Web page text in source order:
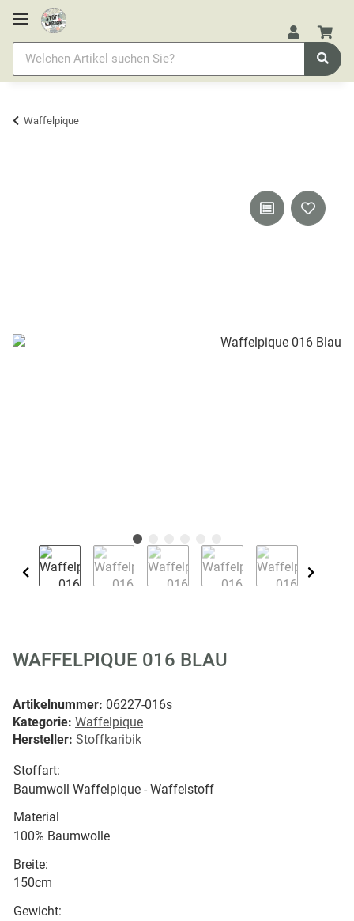
Waffelpique
WAFFELPIQUE 016 BLAU
Artikelnummer: 06227-016s
Kategorie: Waffelpique
Hersteller: Stoffkaribik
Stoffart:
Baumwoll Waffelpique - Waffelstoff
Material
100% Baumwolle
Breite:
150cm
Gewicht: